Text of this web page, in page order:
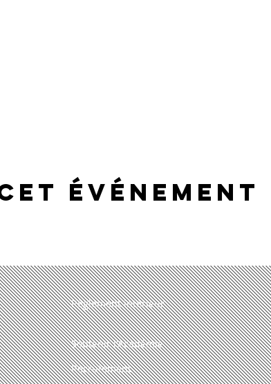
événement
Règlement intérieur
Soutenir l'Académie
Recrutement